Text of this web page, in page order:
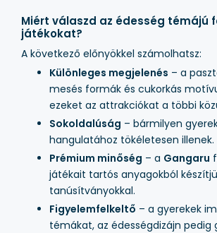
Miért válaszd az édesség témájú
játékokat?
A következő előnyökkel számolhatsz:
Különleges megjelenés – a
mesés formák és cukorkás
ezeket az attrakciókat a többi
Sokoldalúság – bármilyen
hangulatához tökéletesen illenek.
Prémium minőség – a Gangaru
játékait tartós anyagokból
tanúsítványokkal.
Figyelemfelkeltő – a gyerekek
témákat, az édességdizájn pedig